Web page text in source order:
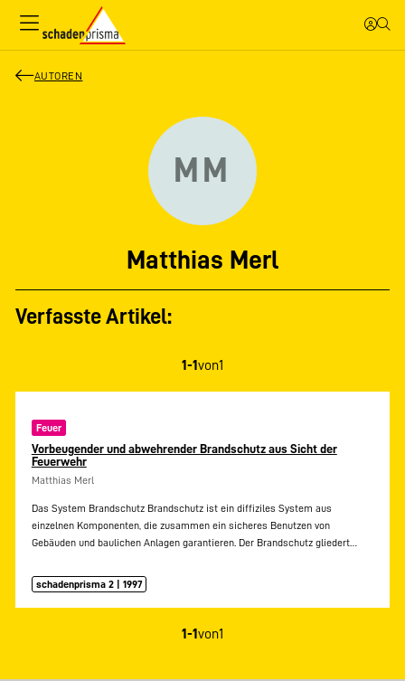
AUTOREN
MM
Matthias Merl
Verfasste Artikel:
1-1von1
Feuer
Vorbeugender und abwehrender Brandschutz aus Sicht der
Feuerwehr
Matthias Merl
Das System Brandschutz Brandschutz ist ein diffiziles System aus
einzelnen Komponenten, die zusammen ein sicheres Benutzen von
Gebäuden und baulichen Anlagen garantieren. Der Brandschutz gliedert…
schadenprisma 2 | 1997
1-1von1